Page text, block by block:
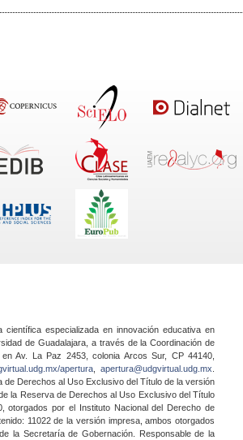
especializada en innovación educativa en
de Guadalajara, a través de la Coordinación de
Av. La Paz 2453, colonia Arcos Sur, CP 44140,
apertura apertura@udgvirtual.udg.mx
Derechos al Uso Exclusivo del Título de la versión
la Reserva de Derechos al Uso Exclusivo del Título
otorgados por el Instituto Nacional del Derecho de
11022 de la versión impresa, ambos otorgados
la Secretaría de Gobernación. Responsable de la